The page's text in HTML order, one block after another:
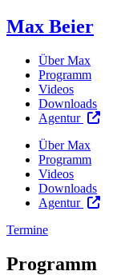
Max Beier
Über Max
Programm
Videos
Downloads
Agentur
Über Max
Programm
Videos
Downloads
Agentur
Termine
Programm